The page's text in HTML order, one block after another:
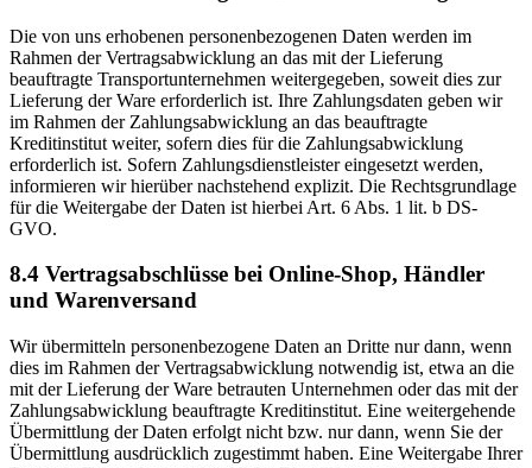
Die von uns erhobenen personenbezogenen Daten werden im
Rahmen der Vertragsabwicklung an das mit der Lieferung
beauftragte Transportunternehmen weitergegeben, soweit dies zur
Lieferung der Ware erforderlich ist. Ihre Zahlungsdaten geben wir
im Rahmen der Zahlungsabwicklung an das beauftragte
Kreditinstitut weiter, sofern dies für die Zahlungsabwicklung
erforderlich ist. Sofern Zahlungsdienstleister eingesetzt werden,
informieren wir hierüber nachstehend explizit. Die Rechtsgrundlage
für die Weitergabe der Daten ist hierbei Art. 6 Abs. 1 lit. b DS-
GVO.
8.4 Vertragsabschlüsse bei Online-Shop, Händler
und Warenversand
Wir übermitteln personenbezogene Daten an Dritte nur dann, wenn
dies im Rahmen der Vertragsabwicklung notwendig ist, etwa an die
mit der Lieferung der Ware betrauten Unternehmen oder das mit der
Zahlungsabwicklung beauftragte Kreditinstitut. Eine weitergehende
Übermittlung der Daten erfolgt nicht bzw. nur dann, wenn Sie der
Übermittlung ausdrücklich zugestimmt haben. Eine Weitergabe Ihrer